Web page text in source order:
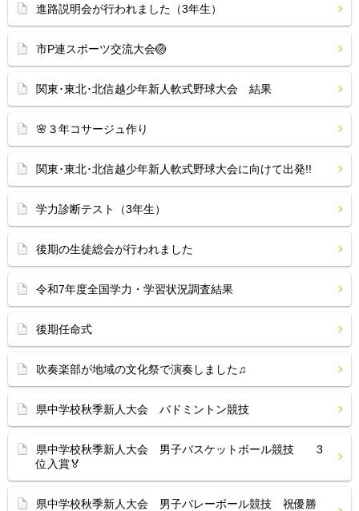
進路説明会が行われました（3年生）
市P連スポーツ交流大会🏐
関東･東北･北信越少年新人軟式野球大会 結果
🌸３年コサージュ作り
関東･東北･北信越少年新人軟式野球大会に向けて出発!!
学力診断テスト（3年生）
後期の生徒総会が行われました
令和7年度全国学力・学習状況調査結果
後期任命式
吹奏楽部が地域の文化祭で演奏しました♫
県中学校秋季新人大会 バドミントン競技
県中学校秋季新人大会 男子バスケットボール競技 3
位入賞🏅
県中学校秋季新人大会 男子バレーボール競技 祝優勝